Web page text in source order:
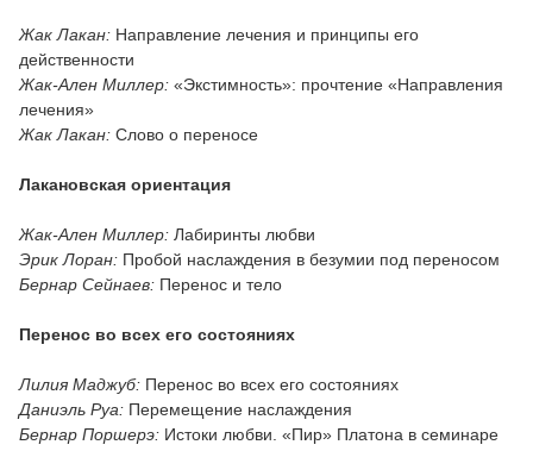
Жак Лакан: Направление лечения и принципы его
действенности
Жак-Ален Миллер: «Экстимность»: прочтение «Направления
лечения»
Жак Лакан: Слово о переносе
Лакановская ориентация
Жак-Ален Миллер: Лабиринты любви
Эрик Лоран: Пробой наслаждения в безумии под переносом
Бернар Сейнаев: Перенос и тело
Перенос во всех его состояниях
Лилия Маджуб: Перенос во всех его состояниях
Даниэль Руа: Перемещение наслаждения
Бернар Поршерэ: Истоки любви. «Пир» Платона в семинаре